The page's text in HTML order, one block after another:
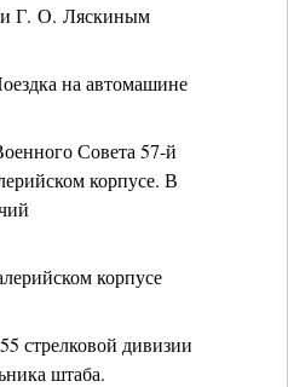
Г. О. Ляскиным
на автомашине
Совета 57-й
корпусе. В
корпусе
стрелковой дивизии
штаба.